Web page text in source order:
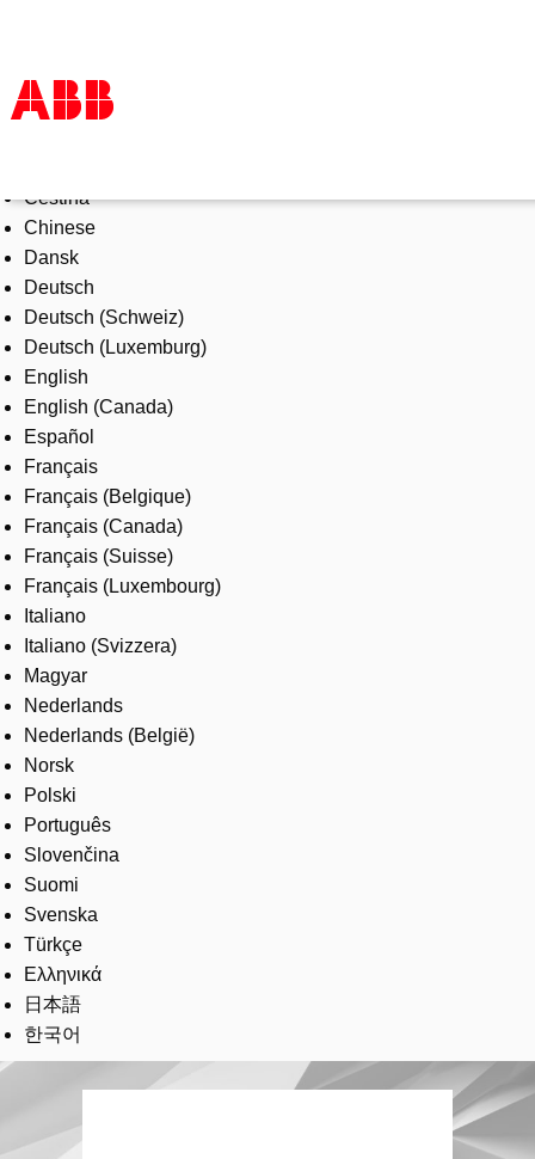
Products & Solutions
Industries
Services
About us
Where to buy
Contact us
Careers
Čeština
Chinese
Dansk
Deutsch
Deutsch (Schweiz)
Deutsch (Luxemburg)
English
English (Canada)
Español
Français
Français (Belgique)
Français (Canada)
Français (Suisse)
Français (Luxembourg)
Italiano
Italiano (Svizzera)
Magyar
Nederlands
Nederlands (België)
Norsk
Polski
Português
Slovenčina
Suomi
Svenska
Türkçe
Ελληνικά
日本語
한국어